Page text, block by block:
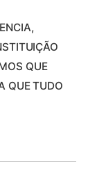
QUE
QUE TUDO